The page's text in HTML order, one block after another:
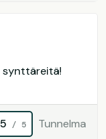
synttäreitä!
5 / 5 Tunnelma